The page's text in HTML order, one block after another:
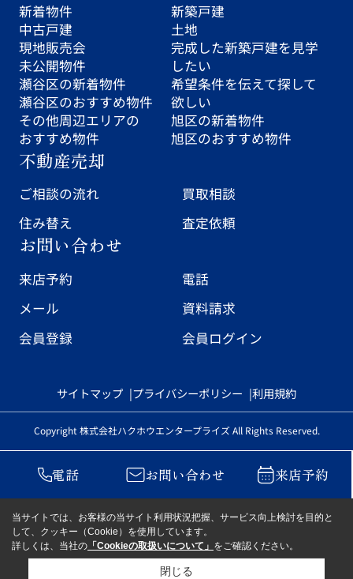
新着物件
中古戸建
現地販売会
未公開物件
瀬谷区の新着物件
瀬谷区のおすすめ物件
その他周辺エリアの
おすすめ物件
新築戸建
土地
完成した新築戸建を見学
したい
希望条件を伝えて探して
欲しい
旭区の新着物件
旭区のおすすめ物件
不動産売却
ご相談の流れ
買取相談
住み替え
査定依頼
お問い合わせ
来店予約
電話
メール
資料請求
会員登録
会員ログイン
サイトマップ プライバシーポリシー 利用規約
Copyright 株式会社ハクホウエンタープライズ All Rights Reserved.
電話 お問い合わせ 来店予約
当サイトでは、お客様の当サイト利用状況把握、サービス向上検討を目的と
して、クッキー（Cookie）を使用しています。
詳しくは、当社の 「Cookieの取扱いについて」 をご確認ください。
閉じる